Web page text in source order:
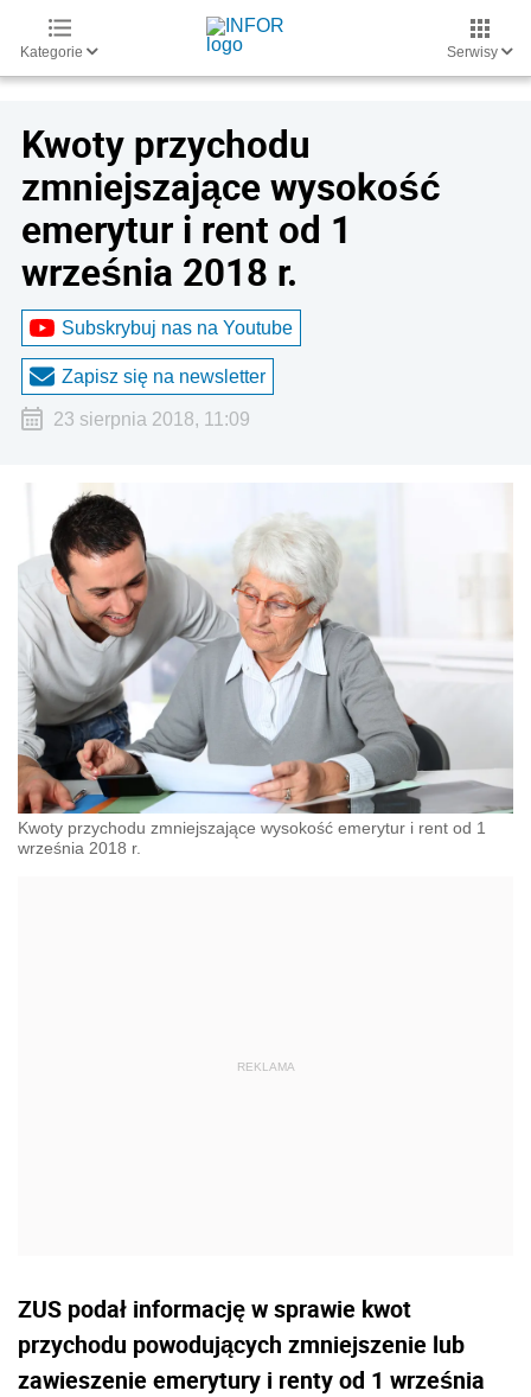
Kategorie Serwisy
Kwoty przychodu
zmniejszające wysokość
emerytur i rent od 1
września 2018 r.
Subskrybuj nas na Youtube
Zapisz się na newsletter
23 sierpnia 2018, 11:09
Kwoty przychodu zmniejszające wysokość emerytur i rent od 1
września 2018 r.
ZUS podał informację w sprawie kwot
przychodu powodujących zmniejszenie lub
zawieszenie emerytury i renty od 1 września